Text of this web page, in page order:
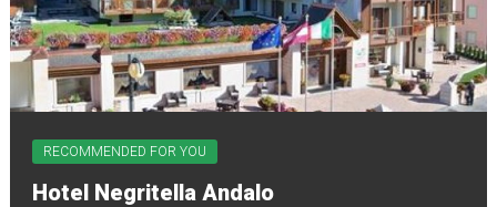
RECOMMENDED FOR YOU
Hotel Negritella Andalo